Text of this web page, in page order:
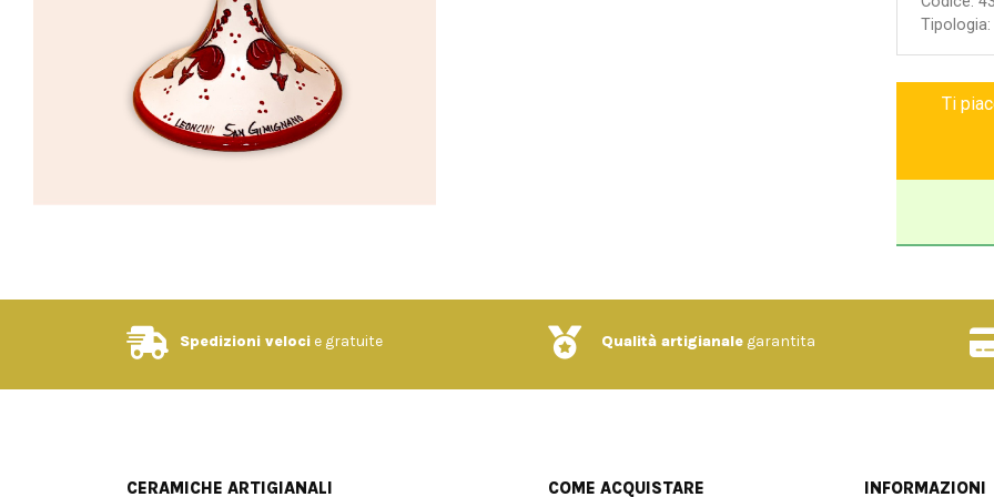
Garanzia
Tipologia:
Ti
Spedizioni veloci e gratuite Qualità artigianale garantita
CERAMICHE ARTIGIANALI COME ACQUISTARE INFORMAZIONI